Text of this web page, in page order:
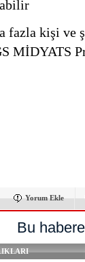
Yorum Ekle
Bu